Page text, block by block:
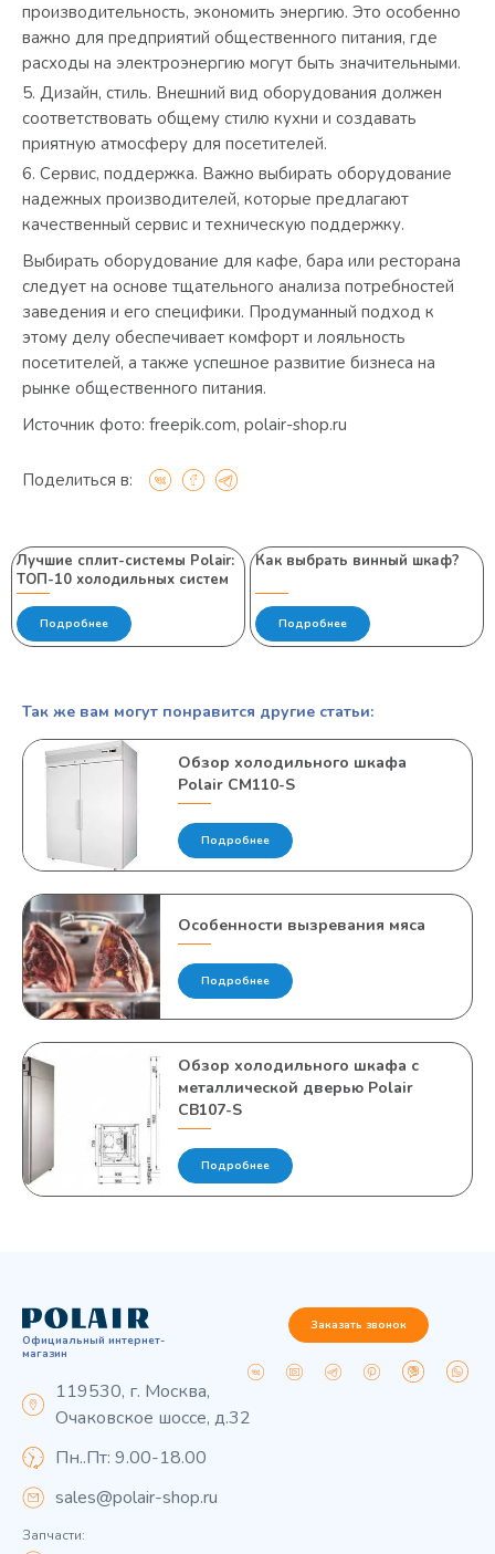
производительность, экономить энергию. Это особенно
важно для предприятий общественного питания, где
расходы на электроэнергию могут быть значительными.
Дизайн, стиль. Внешний вид оборудования должен
соответствовать общему стилю кухни и создавать
приятную атмосферу для посетителей.
Сервис, поддержка. Важно выбирать оборудование
надежных производителей, которые предлагают
качественный сервис и техническую поддержку.
Выбирать оборудование для кафе, бара или ресторана
следует на основе тщательного анализа потребностей
заведения и его специфики. Продуманный подход к
этому делу обеспечивает комфорт и лояльность
посетителей, а также успешное развитие бизнеса на
рынке общественного питания.
Источник фото: freepik.com, polair-shop.ru
Поделиться в:
Лучшие сплит-системы Polair:
ТОП-10 холодильных систем
Подробнее
Как выбрать винный шкаф?
Подробнее
Так же вам могут понравится другие статьи:
Обзор холодильного шкафа
Polair CM110-S
Подробнее
Особенности вызревания мяса
Подробнее
Обзор холодильного шкафа с
металлической дверью Polair
CB107-S
Подробнее
Официальный интернет-
магазин
119530, г. Москва,
Очаковское шоссе, д.32
Пн..Пт: 9.00-18.00
sales@polair-shop.ru
Запчасти:
Заказать звонок